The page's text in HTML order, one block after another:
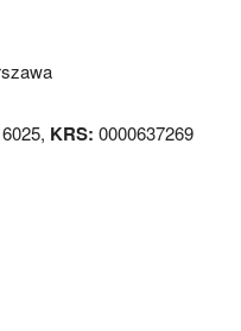
KRS: 0000637269